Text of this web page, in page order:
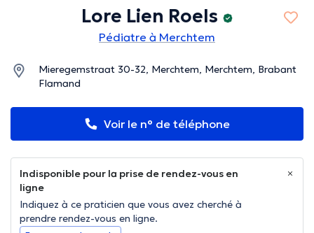
Lore Lien Roels
Pédiatre à Merchtem
Mieregemstraat 30-32, Merchtem, Merchtem, Brabant
Flamand
Voir le n° de téléphone
Indisponible pour la prise de rendez-vous en
ligne
Indiquez à ce praticien que vous avez cherché à
prendre rendez-vous en ligne.